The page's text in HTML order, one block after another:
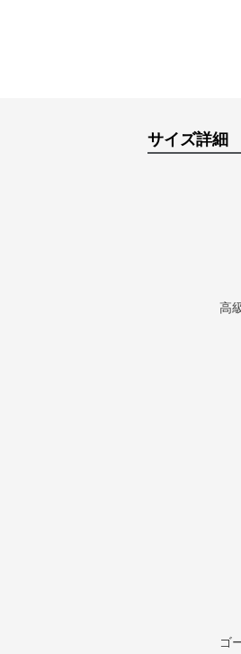
サイズ詳細
高
ゴ